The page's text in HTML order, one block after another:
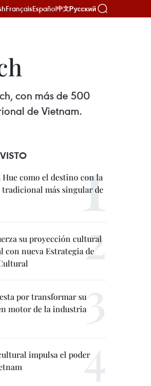
FrançaisEspañol中文Русский
con más de 500
de Vietnam.
Hue como el destino con la
más singular de
su proyección cultural
con nueva Estrategia de
por transformar su
motor de la industria
impulsa el poder